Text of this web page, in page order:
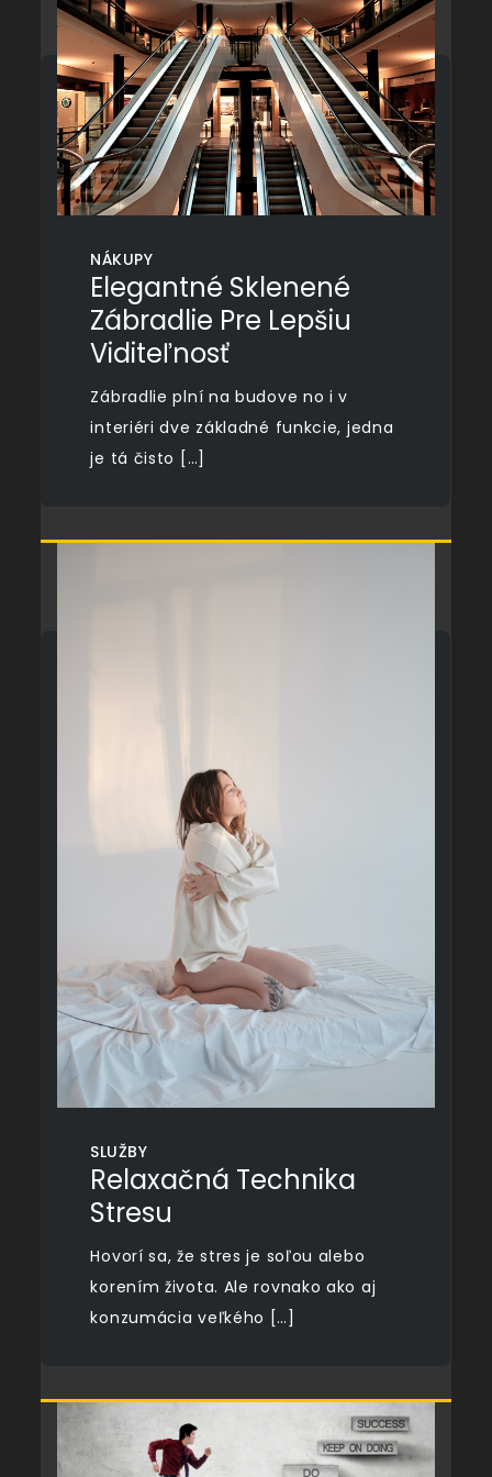
NÁKUPY
Elegantné Sklenené
Zábradlie Pre Lepšiu
Viditeľnosť
Zábradlie plní na budove no i v
interiéri dve základné funkcie, jedna
je tá čisto […]
SLUŽBY
Relaxačná Technika
Stresu
Hovorí sa, že stres je soľou alebo
korením života. Ale rovnako ako aj
konzumácia veľkého […]